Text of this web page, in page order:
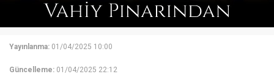
Yayınlanma: 01/04/2025 10:00
Güncelleme: 01/04/2025 22:12